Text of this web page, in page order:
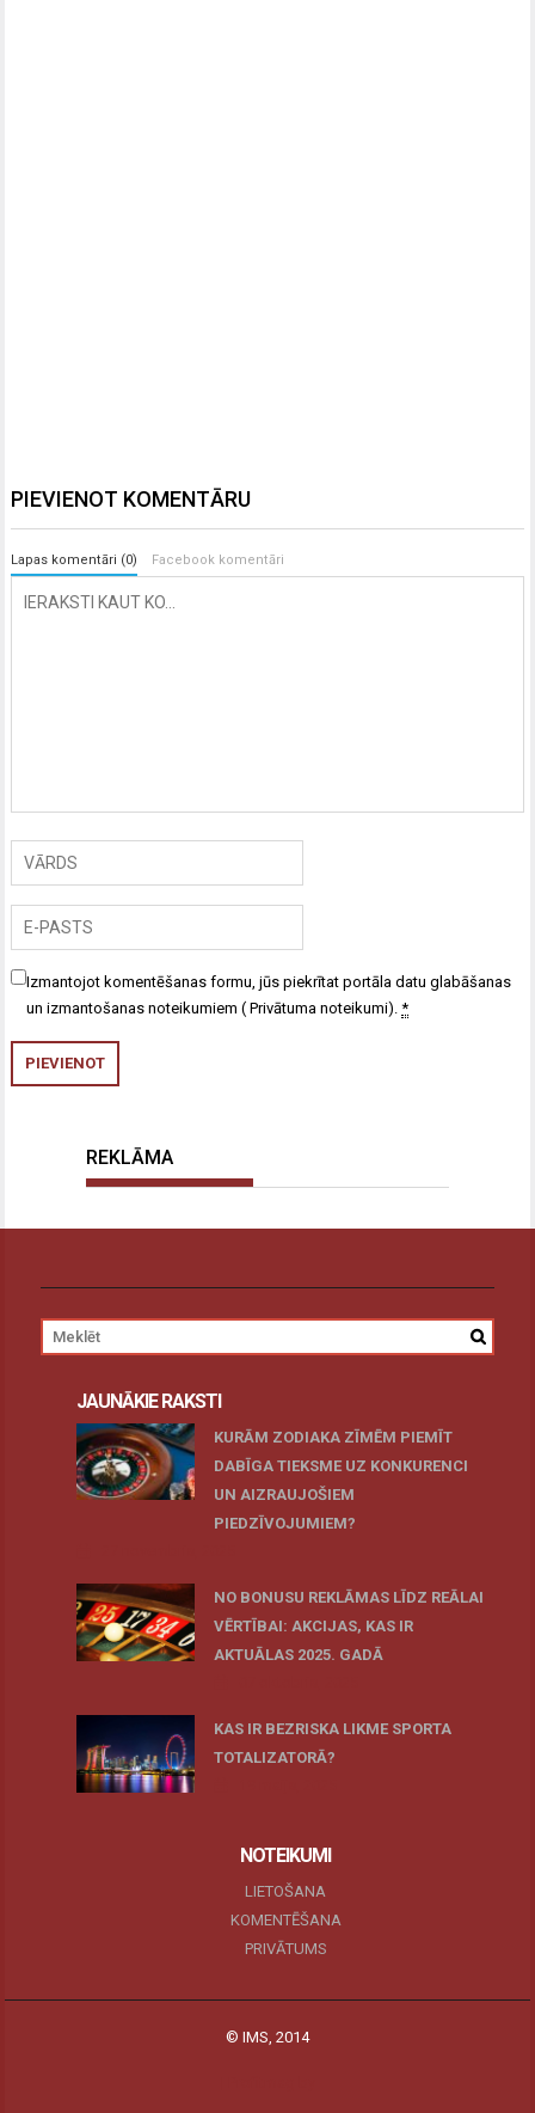
PIEVIENOT KOMENTĀRU
Lapas komentāri (0) Facebook komentāri
Izmantojot komentēšanas formu, jūs piekrītat portāla datu glabāšanas
un izmantošanas noteikumiem ( Privātuma noteikumi).*
REKLĀMA
JAUNĀKIE RAKSTI
KURĀM ZODIAKA ZĪMĒM PIEMĪT
DABĪGA TIEKSME UZ KONKURENCI
UN AIZRAUJOŠIEM
PIEDZĪVOJUMIEM?
NO BONUSU REKLĀMAS LĪDZ REĀLAI
VĒRTĪBAI: AKCIJAS, KAS IR
AKTUĀLAS 2025. GADĀ
KAS IR BEZRISKA LIKME SPORTA
TOTALIZATORĀ?
NOTEIKUMI
LIETOŠANA
KOMENTĒŠANA
PRIVĀTUMS
© IMS, 2014